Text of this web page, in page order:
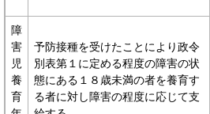
障
害
児
養
育
予防接種を受けたことにより政令
別表第１に定める程度の障害の状
態にある１８歳未満の者を養育す
る者に対し障害の程度に応じて支